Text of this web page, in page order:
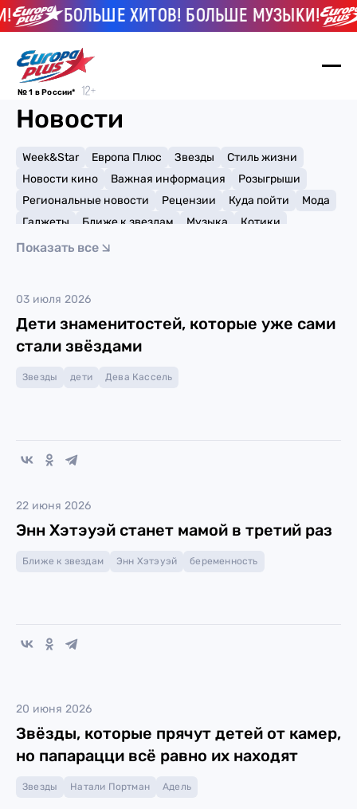
БОЛЬШЕ ХИТОВ! БОЛЬШЕ МУЗЫКИ!
№ 1 в России*
Новости
Week&Star Европа Плюс Звезды
Стиль жизни
Новости кино
Важная информация
Розыгрыши
Региональные новости
Рецензии Куда пойти
Мода
Гаджеты
Ближе к звездам Музыка
Котики
Мемы и тренды
Показать все
03 июля 2026
Дети знаменитостей, которые уже сами
стали звёздами
Звезды дети Дева Кассель
22 июня 2026
Энн Хэтэуэй станет мамой в третий раз
Ближе к звездам Энн Хэтэуэй беременность
20 июня 2026
Звёзды, которые прячут детей от камер,
но папарацци всё равно их находят
Звезды Натали Портман Адель